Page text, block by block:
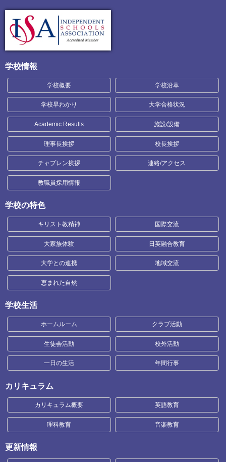
学校情報
学校概要 学校沿革
学校早わかり 大学合格状況
Academic Results 施設/設備
理事長挨拶 校長挨拶
チャプレン挨拶 連絡/アクセス
教職員採用情報
学校の特色
キリスト教精神 国際交流
大家族体験 日英融合教育
大学との連携 地域交流
恵まれた自然
学校生活
ホームルーム クラブ活動
生徒会活動 校外活動
一日の生活 年間行事
カリキュラム
カリキュラム概要 英語教育
理科教育 音楽教育
更新情報